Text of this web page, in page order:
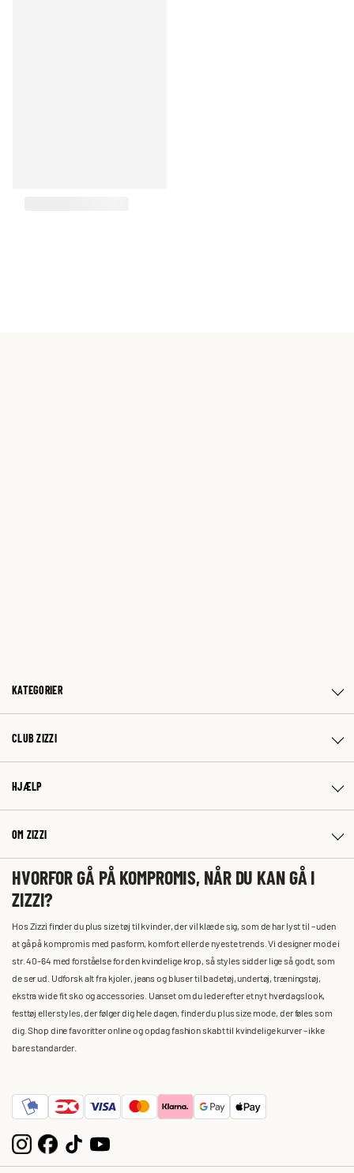
KATEGORIER
CLUB ZIZZI
HJÆLP
OM ZIZZI
HVORFOR GÅ PÅ KOMPROMIS, NÅR DU KAN GÅ I
ZIZZI?
Hos Zizzi finder du plus size tøj til kvinder, der vil klæde sig, som de har lyst til – uden
at gå på kompromis med pasform, komfort eller de nyeste trends. Vi designer mode i
str. 40-64 med forståelse for den kvindelige krop, så styles sidder lige så godt, som
de ser ud. Udforsk alt fra kjoler, jeans og bluser til badetøj, undertøj, træningstøj,
ekstra wide fit sko og accessories. Uanset om du leder efter et nyt hverdagslook,
festtøj eller styles, der følger dig hele dagen, finder du plus size mode, der føles som
dig. Shop dine favoritter online og opdag fashion skabt til kvindelige kurver – ikke
bare standarder.